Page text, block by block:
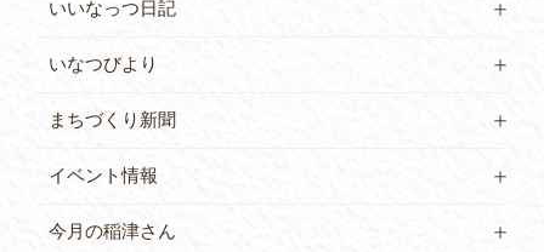
いいなっつ日記
いなつびより
まちづくり新聞
イベント情報
今月の稲津さん